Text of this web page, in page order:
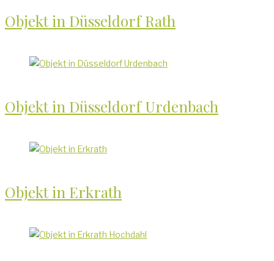
Objekt in Düsseldorf Rath
Objekt in Düsseldorf Urdenbach
Objekt in Erkrath